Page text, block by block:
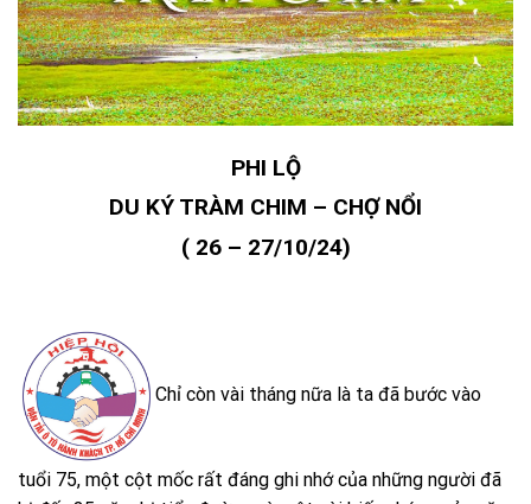
PHI LỘ
DU KÝ TRÀM CHIM – CHỢ NỔI
( 26 – 27/10/24)
Chỉ còn vài tháng nữa là ta đã bước vào
tuổi 75, một cột mốc rất đáng ghi nhớ của những người đã